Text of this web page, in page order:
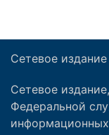
Сетевое
Сетевое
Федеральной